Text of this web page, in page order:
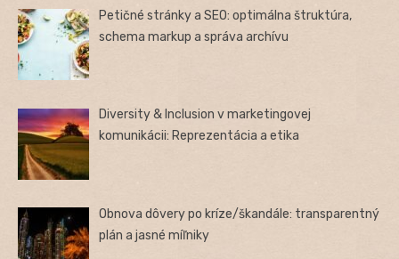
Petičné stránky a SEO: optimálna štruktúra,
schema markup a správa archívu
Diversity & Inclusion v marketingovej
komunikácii: Reprezentácia a etika
Obnova dôvery po kríze/škandále: transparentný
plán a jasné míľniky